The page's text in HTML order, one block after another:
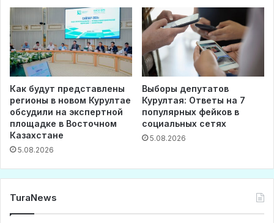
Как будут представлены
регионы в новом Курултае
обсудили на экспертной
площадке в Восточном
Казахстане
5.08.2026
Выборы депутатов
Курултая: Ответы на 7
популярных фейков в
социальных сетях
5.08.2026
TuraNews